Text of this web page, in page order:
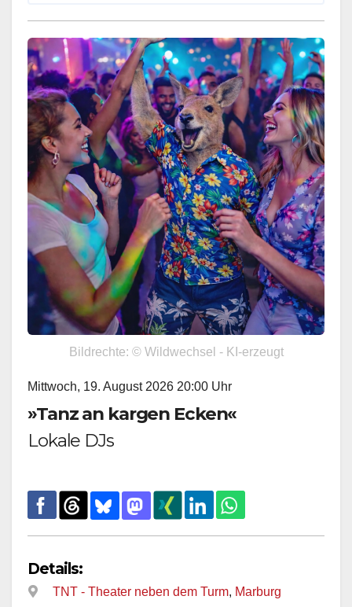
Bildrechte: © Wildwechsel - KI-erzeugt
Mittwoch, 19. August 2026 20:00 Uhr
»Tanz an kargen Ecken«
Lokale DJs
Details:
TNT - Theater neben dem Turm, Marburg